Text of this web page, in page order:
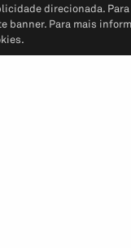
direcionada.
Para mais